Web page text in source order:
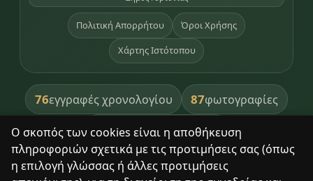
Ο σκοπός των cookies είναι η αποθήκευση
πληροφοριών σχετικά με τις προτιμήσεις σας (όπως
η επιλογή γλώσσας ή άλλες προτιμήσεις
Πολιτική Απορρήτου Όροι Χρήσης
Χάρτης Ιστότοπου
76εγγραφές χρονολογίου 87φωτογραφίες
391βιβλία βιβλιοθήκης
8σημεία κληρονομιάς